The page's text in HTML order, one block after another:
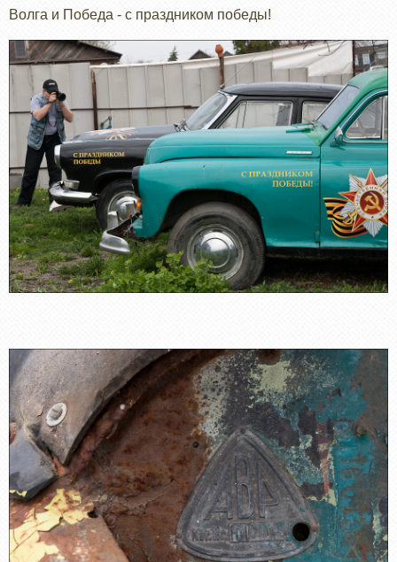
Волга и Победа - с праздником победы!